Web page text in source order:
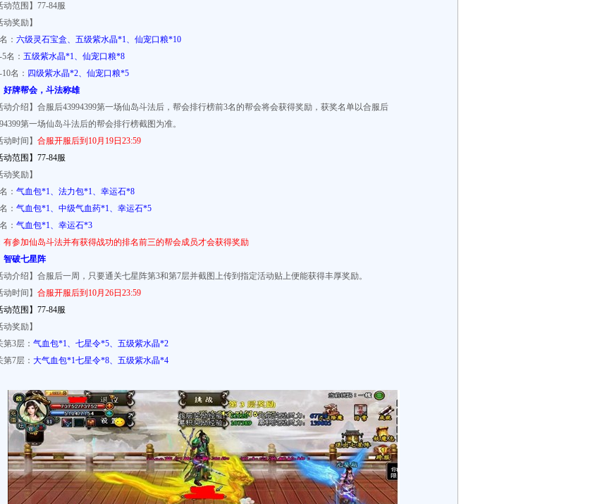
动范围】77-84服
动奖励】
： 六级灵石宝盒、五级紫水晶*1、仙宠口粮*10
名： 五级紫水晶*1、仙宠口粮*8
名： 四级紫水晶*2、仙宠口粮*5
好牌帮会，斗法称雄
动介绍】合服后43994399第一场仙岛斗法后，帮会排行榜前3名的帮会将会获得奖励，获奖名单以合服后
第一场仙岛斗法后的帮会排行榜截图为准。
动时间】 合服开服后到10月19日23:59
动范围】77-84服
动奖励】
： 气血包*1、法力包*1、幸运石*8
： 气血包*1、中级气血药*1、幸运石*5
： 气血包*1、幸运石*3
有参加仙岛斗法并有获得战功的排名前三的帮会成员才会获得奖励
智破七星阵
动介绍】合服后一周，只要通关七星阵第3和第7层并截图上传到指定活动贴上便能获得丰厚奖励。
动时间】 合服开服后到10月26日23:59
动范围】77-84服
动奖励】
第3层： 气血包*1、七星令*5、五级紫水晶*2
第7层： 大气血包*1七星令*8、五级紫水晶*4